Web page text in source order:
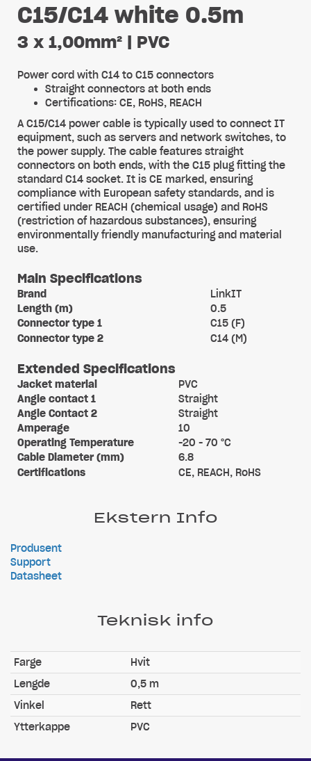
C15/C14 white 0.5m
3 x 1,00mm² | PVC
Power cord with C14 to C15 connectors
Straight connectors at both ends
Certifications: CE, RoHS, REACH
A C15/C14 power cable is typically used to connect IT
equipment, such as servers and network switches, to
the power supply. The cable features straight
connectors on both ends, with the C15 plug fitting the
standard C14 socket. It is CE marked, ensuring
compliance with European safety standards, and is
certified under REACH (chemical usage) and RoHS
(restriction of hazardous substances), ensuring
environmentally friendly manufacturing and material
use.
Main Specifications
Brand
LinkIT
Length (m)
0.5
Connector type 1
C15 (F)
Connector type 2
C14 (M)
Extended Specifications
Jacket material
PVC
Angle contact 1
Straight
Angle Contact 2
Straight
Amperage
10
Operating Temperature
-20 - 70 °C
Cable Diameter (mm)
6.8
Certifications
CE, REACH, RoHS
Ekstern Info
Produsent
Support
Datasheet
Teknisk info
Farge
Hvit
Lengde
0,5 m
Vinkel
Rett
Ytterkappe
PVC